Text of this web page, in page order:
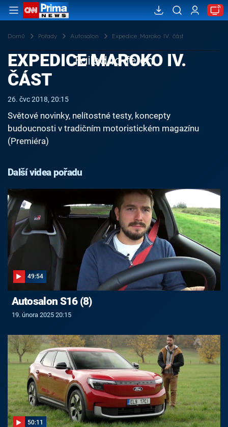
Domů Pořady Autosalon Expedice Maroko IV. část
Failed to fetch
EXPEDICE MAROKO IV.
ČÁST
26. čvc 2018, 20:15
Světové novinky, nelítostné testy, koncepty
budoucnosti v tradičním motoristickém magazínu
(Premiéra)
Další videa pořadu
49:54
Autosalon S16 (8)
19. února 2025 20:15
50:11